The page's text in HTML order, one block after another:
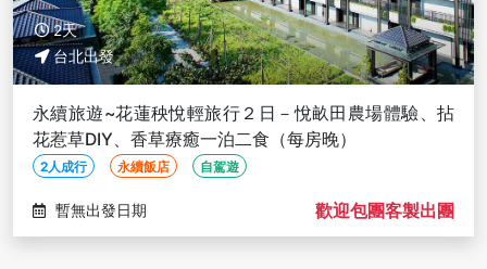
2天
台北出發
永續旅遊~花蓮秧悅輕旅行２日－悅畝田農場體驗、拈
花惹草DIY、香草療癒一泊二食（每房晚）
2人成行 永續飯店 自駕遊
暫無出發日期 歡迎包團客製出團